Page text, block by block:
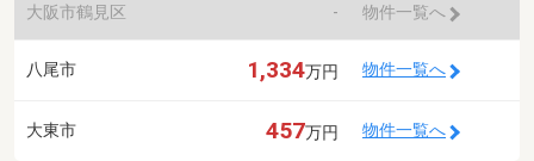
大阪市鶴見区 - 物件一覧へ
八尾市 1,334万円 物件一覧へ
大東市 457万円 物件一覧へ